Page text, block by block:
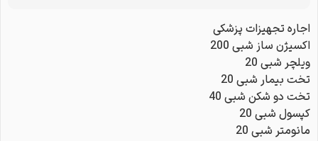
اجاره تجهیزات پزشکی
اکسیژن ساز شبی 200
ویلچر شبی 20
تخت بیمار شبی 20
تخت دو شکن شبی 40
کپسول شبی 20
مانومتر شبی 20